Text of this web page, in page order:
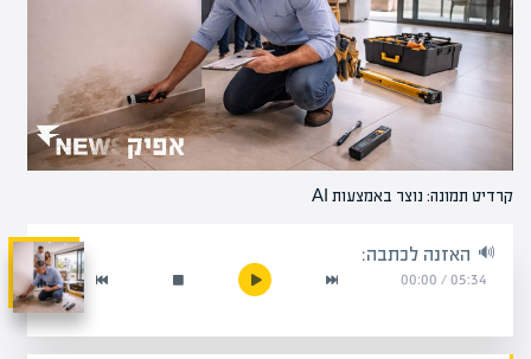
קרדיט תמונה: נוצר באמצעות AI
האזנה לכתבה:
05:34
/
00:00